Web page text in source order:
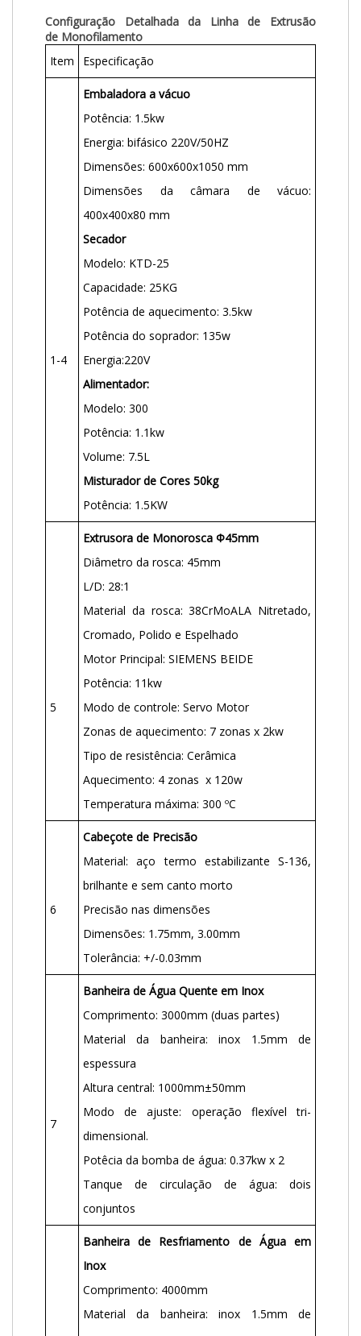
Configuração Detalhada da Linha de Extrusão
de Monofilamento
Item
Especificação
1-4
Embaladora a vácuo
Potência: 1.5kw
Energia: bifásico 220V/50HZ
Dimensões: 600x600x1050 mm
Dimensões da câmara de vácuo:
400x400x80 mm
Secador
Modelo: KTD-25
Capacidade: 25KG
Potência de aquecimento: 3.5kw
Potência do soprador: 135w
Energia:220V
Alimentador:
Modelo: 300
Potência: 1.1kw
Volume: 7.5L
Misturador de Cores 50kg
Potência: 1.5KW
5
Extrusora de Monorosca Φ45mm
Diâmetro da rosca: 45mm
L/D: 28:1
Material da rosca: 38CrMoALA Nitretado,
Cromado, Polido e Espelhado
Motor Principal: SIEMENS BEIDE
Potência: 11kw
Modo de controle: Servo Motor
Zonas de aquecimento: 7 zonas x 2kw
Tipo de resistência: Cerâmica
Aquecimento: 4 zonas x 120w
Temperatura máxima: 300 ºC
6
Cabeçote de Precisão
Material: aço termo estabilizante S-136,
brilhante e sem canto morto
Precisão nas dimensões
Dimensões: 1.75mm, 3.00mm
Tolerância: +/-0.03mm
7
Banheira de Água Quente em Inox
Comprimento: 3000mm (duas partes)
Material da banheira: inox 1.5mm de
espessura
Altura central: 1000mm±50mm
Modo de ajuste: operação flexível tri-
dimensional.
Potêcia da bomba de água: 0.37kw x 2
Tanque de circulação de água: dois
conjuntos
Banheira de Resfriamento de Água em
Inox
Comprimento: 4000mm
Material da banheira: inox 1.5mm de